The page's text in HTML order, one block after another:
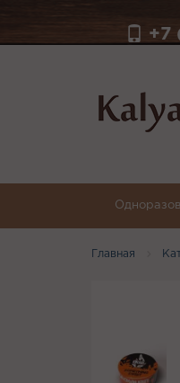
+7
Главная